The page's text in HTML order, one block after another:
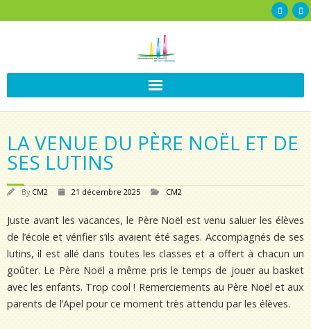
LA VENUE DU PÈRE NOËL ET DE
SES LUTINS
By CM2 21 décembre 2025 CM2
Juste avant les vacances, le Père Noël est venu saluer les élèves
de l’école et vérifier s’ils avaient été sages. Accompagnés de ses
lutins, il est allé dans toutes les classes et a offert à chacun un
goûter. Le Père Noël a même pris le temps de jouer au basket
avec les enfants. Trop cool ! Remerciements au Père Noël et aux
parents de l’Apel pour ce moment très attendu par les élèves.